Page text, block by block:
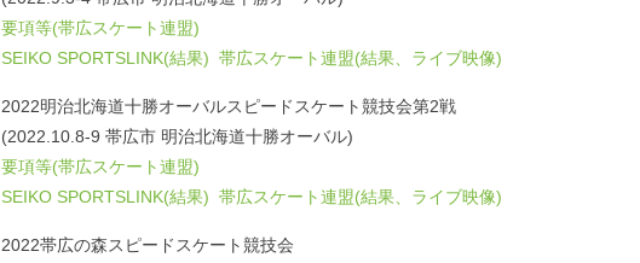
要項等(帯広スケート連盟)
SEIKO SPORTSLINK(結果) 帯広スケート連盟(結果、ライブ映像)
2022明治北海道十勝オーバルスピードスケート競技会第2戦
(2022.10.8-9 帯広市 明治北海道十勝オーバル)
要項等(帯広スケート連盟)
SEIKO SPORTSLINK(結果) 帯広スケート連盟(結果、ライブ映像)
2022帯広の森スピードスケート競技会